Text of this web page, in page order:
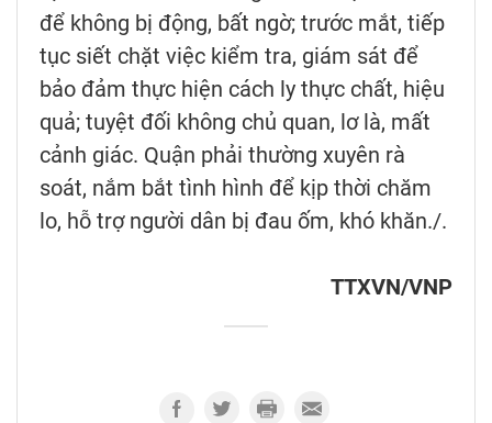
để không bị động, bất ngờ; trước mắt, tiếp
tục siết chặt việc kiểm tra, giám sát để
bảo đảm thực hiện cách ly thực chất, hiệu
quả; tuyệt đối không chủ quan, lơ là, mất
cảnh giác. Quận phải thường xuyên rà
soát, nắm bắt tình hình để kịp thời chăm
lo, hỗ trợ người dân bị đau ốm, khó khăn./.
TTXVN/VNP